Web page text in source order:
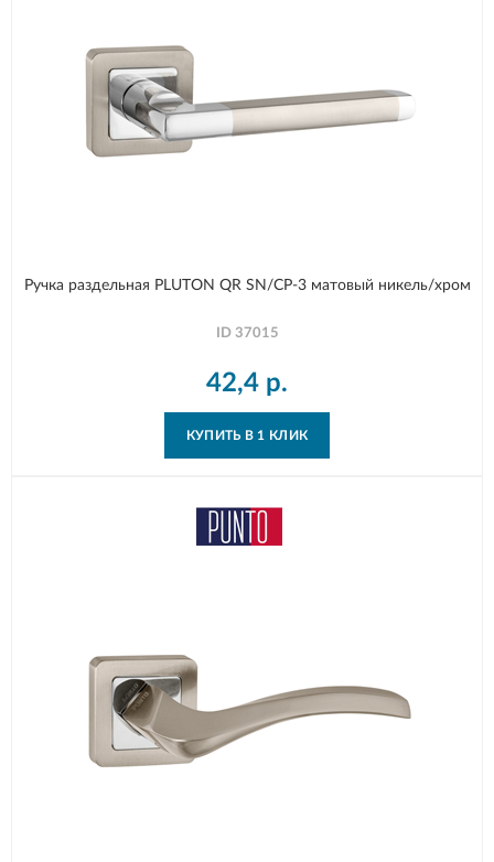
Ручка раздельная PLUTON QR SN/CP-3 матовый никель/хром
ID 37015
42,4 р.
КУПИТЬ В 1 КЛИК